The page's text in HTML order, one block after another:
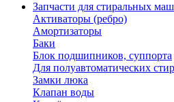
Запчасти для стиральных
Активаторы (ребро)
Амортизаторы
Баки
Блок подшипников, суппорта
Для полуавтоматических
Замки люка
Клапан воды